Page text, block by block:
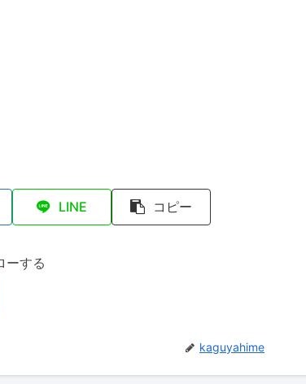
LINE コピー
ーする
kaguyahime